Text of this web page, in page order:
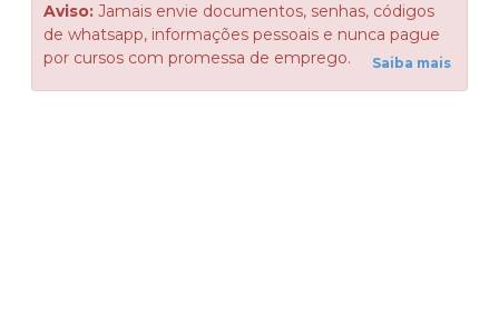
Aviso: Jamais envie documentos, senhas, códigos
de whatsapp, informações pessoais e nunca pague
por cursos com promessa de emprego.
Saiba mais